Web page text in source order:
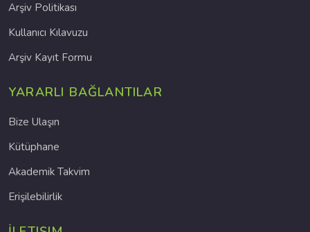
Arşiv Politikası
Kullanıcı Kılavuzu
Arşiv Kayıt Formu
YARARLI BAĞLANTILAR
Bize Ulaşın
Kütüphane
Akademik Takvim
Erişilebilirlik